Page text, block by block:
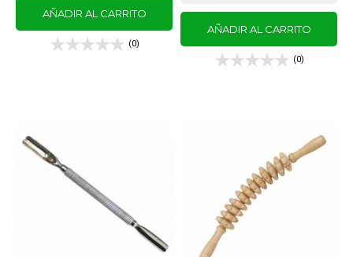
AÑADIR AL CARRITO
(0)
AÑADIR AL CARRITO
(0)